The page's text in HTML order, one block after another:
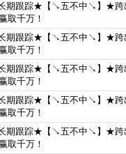
期跟踪★【↘五不中↘】★跨
取千万！
期跟踪★【↘五不中↘】★跨
取千万！
期跟踪★【↘五不中↘】★跨
取千万！
期跟踪★【↘五不中↘】★跨
取千万！
期跟踪★【↘五不中↘】★跨
取千万！